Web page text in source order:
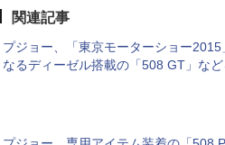
関連記事
プジョー、「東京モーターショー2015
なるディーゼル搭載の「508 GT」な